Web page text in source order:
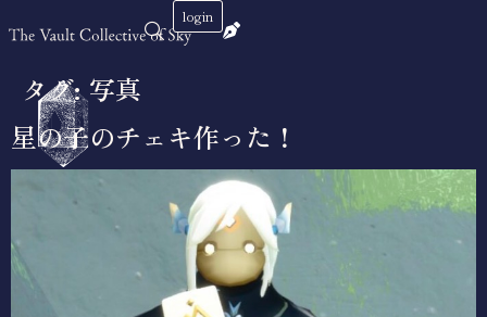
login
タグ:写真
星の子のチェキ作った！